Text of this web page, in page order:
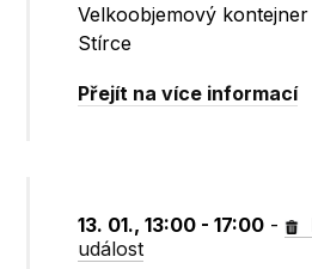
Velkoobjemový
Stírce
Přejít na více informací
13. 01., 13:00 - 17:00 -
událost